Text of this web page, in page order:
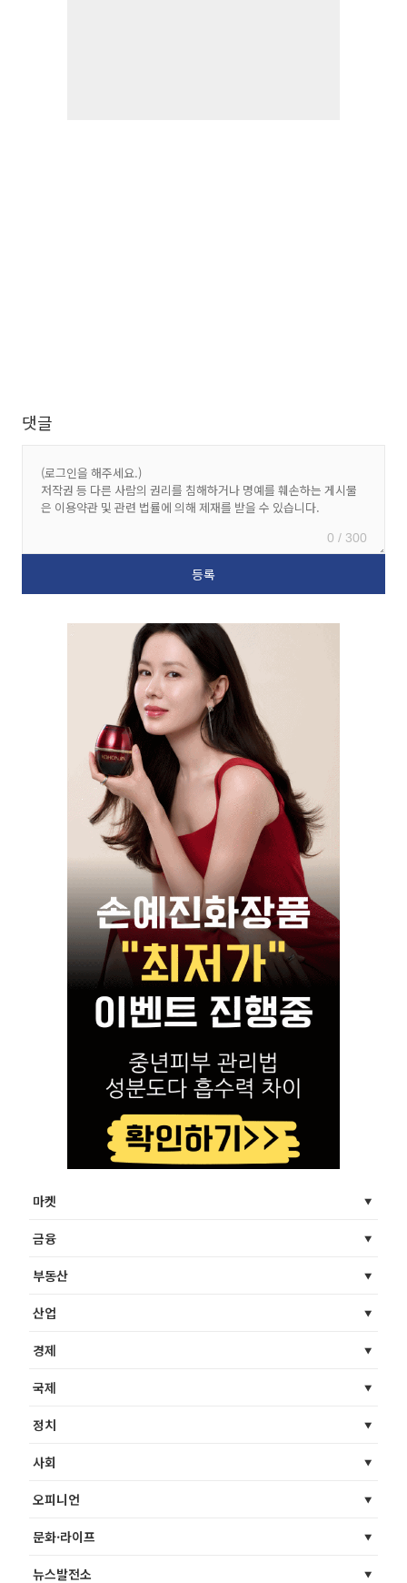
댓글
0 / 300
마켓
금융
부동산
산업
경제
국제
정치
사회
오피니언
문화·라이프
뉴스발전소